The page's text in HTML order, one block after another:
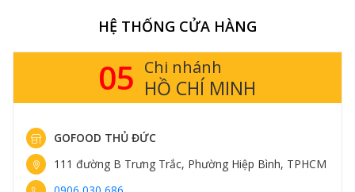
HỆ THỐNG CỬA HÀNG
05 Chi nhánh
HỒ CHÍ MINH
GOFOOD THỦ ĐỨC
111 đường B Trưng Trắc, Phường Hiệp Bình, TPHCM